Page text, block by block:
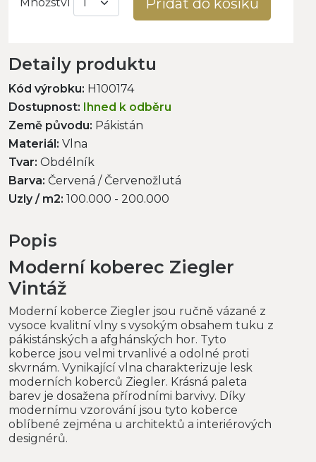
Přidat do košíku
Detaily produktu
Kód výrobku: H100174
Dostupnost: Ihned k odběru
Země původu: Pákistán
Materiál: Vlna
Tvar: Obdélník
Barva: Červená / Červenožlutá
Uzly / m2: 100.000 - 200.000
Popis
Moderní koberec Ziegler
Vintáž
Moderní koberce Ziegler jsou ručně vázané z
vysoce kvalitní vlny s vysokým obsahem tuku z
pákistánských a afghánských hor. Tyto
koberce jsou velmi trvanlivé a odolné proti
skvrnám. Vynikající vlna charakterizuje lesk
moderních koberců Ziegler. Krásná paleta
barev je dosažena přírodními barvivy. Díky
modernímu vzorování jsou tyto koberce
oblíbené zejména u architektů a interiérových
designérů.